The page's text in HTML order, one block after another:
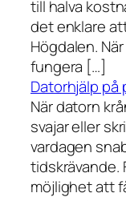
till halva
det enklare
Högdalen.
fungera […]
Datorhjälp på
När datorn
svajar eller
vardagen
tidskrävande.
möjlighet att